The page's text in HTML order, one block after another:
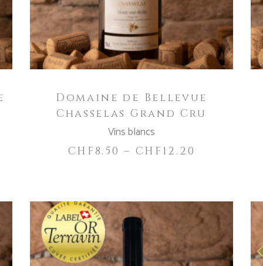
Varianten
auf.
Die
Optionen
können
der
Produktseite
gewählt
werden
Domaine de Bellevue
Chasselas Grand Cru
Vins blancs
CHF8.50 – CHF 12.20